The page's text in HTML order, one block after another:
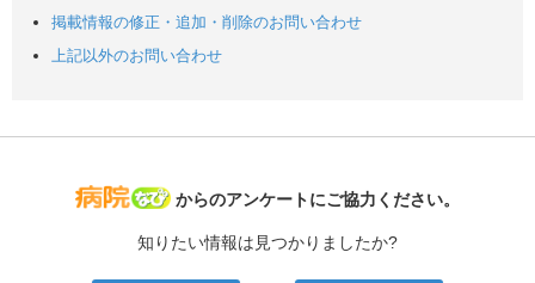
掲載情報の修正・追加・削除のお問い合わせ
上記以外のお問い合わせ
病院なび
からのアンケートにご協力ください。
知りたい情報は見つかりましたか?